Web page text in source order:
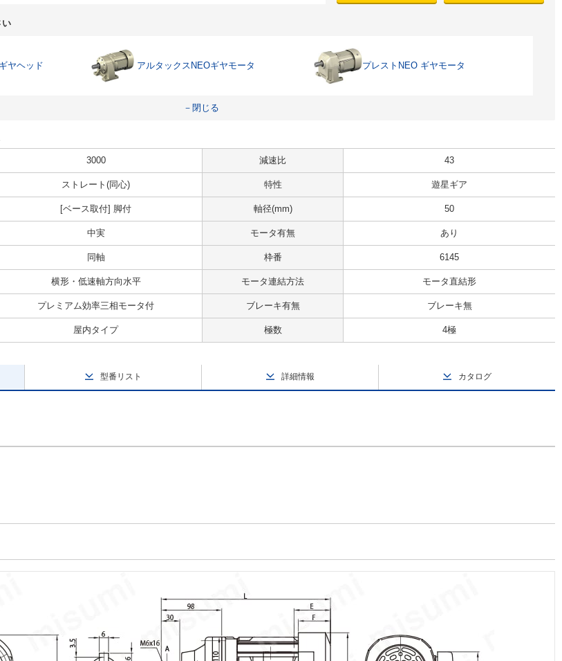
い
ヤヘッド アルタックスNEOギヤモータ プレストNEO ギヤモータ
－閉じる
3000 減速比 43
ストレート(同心) 特性 遊星ギア
[ベース取付] 脚付 軸径(mm) 50
中実 モータ有無 あり
同軸 枠番 6145
横形・低速軸方向水平 モータ連結方法 モータ直結形
プレミアム効率三相モータ付 ブレーキ有無 ブレーキ無
屋内タイプ 極数 4極
型番リスト 詳細情報 カタログ